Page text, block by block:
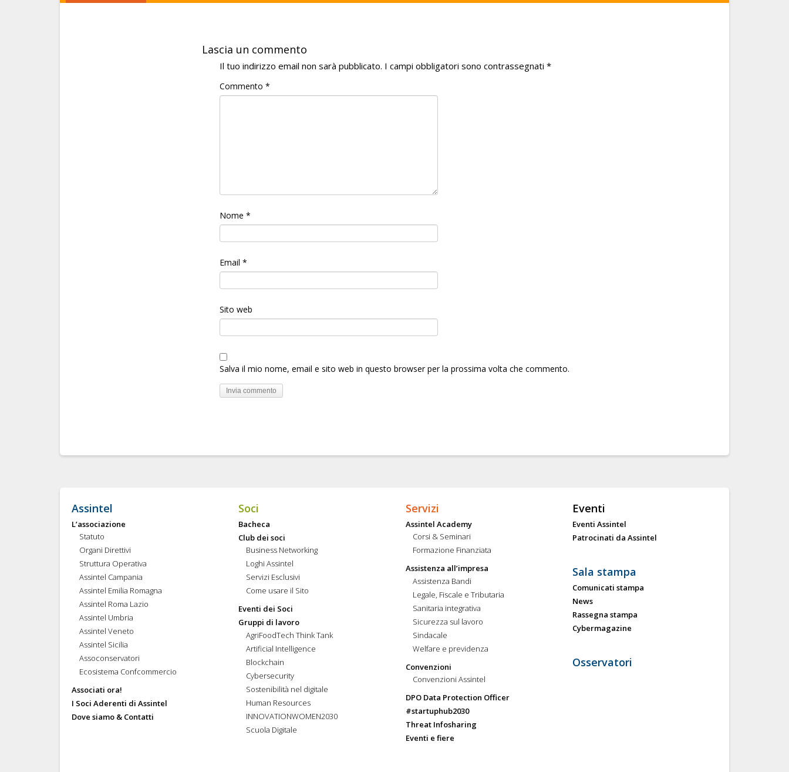
Lascia un commento
Il tuo indirizzo email non sarà pubblicato. I campi obbligatori sono contrassegnati *
Commento *
Nome *
Email *
Sito web
Salva il mio nome, email e sito web in questo browser per la prossima volta che commento.
Assintel
L’associazione
Statuto
Organi Direttivi
Struttura Operativa
Assintel Campania
Assintel Emilia Romagna
Assintel Roma Lazio
Assintel Umbria
Assintel Veneto
Assintel Sicilia
Assoconservatori
Ecosistema Confcommercio
Associati ora!
I Soci Aderenti di Assintel
Dove siamo & Contatti
Soci
Bacheca
Club dei soci
Business Networking
Loghi Assintel
Servizi Esclusivi
Come usare il Sito
Eventi dei Soci
Gruppi di lavoro
AgriFoodTech Think Tank
Artificial Intelligence
Blockchain
Cybersecurity
Sostenibilità nel digitale
Human Resources
INNOVATIONWOMEN2030
Scuola Digitale
Servizi
Assintel Academy
Corsi & Seminari
Formazione Finanziata
Assistenza all’impresa
Assistenza Bandi
Legale, Fiscale e Tributaria
Sanitaria integrativa
Sicurezza sul lavoro
Sindacale
Welfare e previdenza
Convenzioni
Convenzioni Assintel
DPO Data Protection Officer
#startuphub2030
Threat Infosharing
Eventi e fiere
Eventi
Eventi Assintel
Patrocinati da Assintel
Sala stampa
Comunicati stampa
News
Rassegna stampa
Cybermagazine
Osservatori